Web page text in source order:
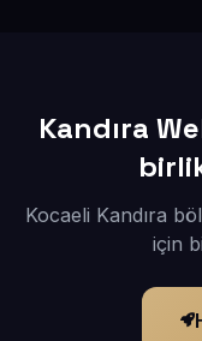
Kandıra
Kocaeli Kandıra
için